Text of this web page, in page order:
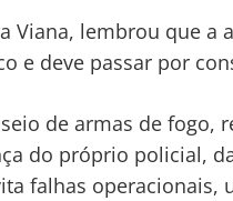
Viana, lembrou que a
e deve passar por
de armas de fogo,
do próprio policial,
falhas operacionais,